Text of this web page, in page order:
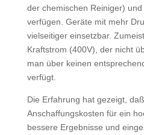
der chemischen Reiniger)
verfügen. Geräte mit mehr
vielseitiger einsetzbar.
Kraftstrom (400V), der nicht
man über keinen
verfügt.
Die Erfahrung hat gezeigt,
Anschaffungskosten für ein
bessere Ergebnisse und